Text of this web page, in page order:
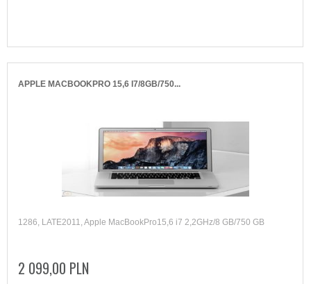
APPLE MACBOOKPRO 15,6 I7/8GB/750...
1286, LATE2011, Apple MacBookPro15,6 i7 2,2GHz/8 GB/750 GB
2 099,00 PLN